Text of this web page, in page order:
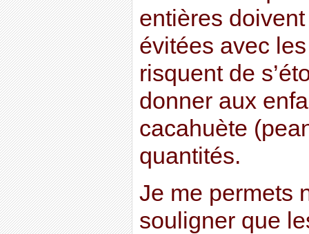
entières
évitées avec
risquent de
donner aux
cacahuète
quantités.
Je me permets
souligner que